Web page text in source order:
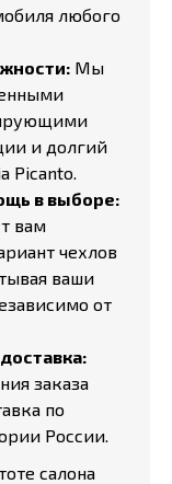
любого
Мы
и долгий
Picanto.
в выборе:
вам
чехлов
ваши
от
заказа
по
России.
салона